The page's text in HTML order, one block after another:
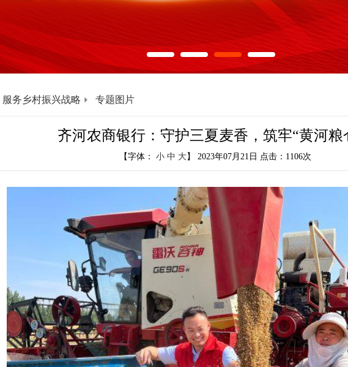
服务乡村振兴战略 专题图片
齐河农商银行：守护三夏麦香，筑牢“黄河粮
【字体： 小 中 大】 2023年07月21日 点击： 1106次